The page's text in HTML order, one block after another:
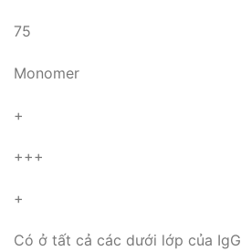
75
Monomer
+
+++
+
Có ở tất cả các dưới lớp của IgG